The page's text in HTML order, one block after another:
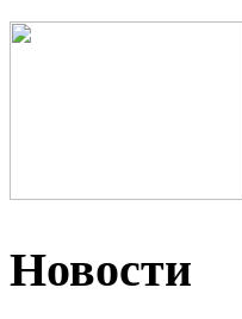
Новости